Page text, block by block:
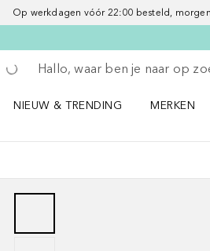
Op werkdagen vóór 22:00 besteld,
Ga terug
Zoekopdracht uitvoeren
NIEUW & TRENDING
MERKEN